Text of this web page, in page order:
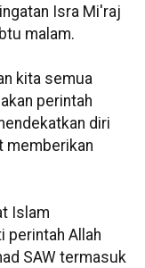
Isra Mi'raj
malam.
kita semua
perintah
diri
memberikan
Islam
perintah Allah
SAW termasuk